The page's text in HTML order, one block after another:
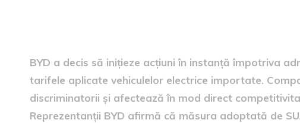
BYD a decis să inițieze acțiuni în instanță împotriva
tarifele aplicate vehiculelor electrice importate.
discriminatorii și afectează în mod direct
Reprezentanții BYD afirmă că măsura adoptată de